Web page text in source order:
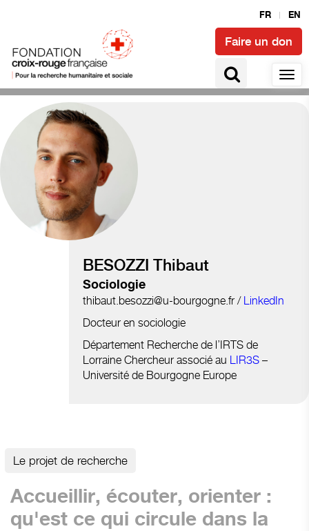
FR EN
Faire un don
Lien social et engagement
BESOZZI Thibaut
Sociologie
thibaut.besozzi@u-bourgogne.fr / LinkedIn
Docteur en sociologie
Département Recherche de l’IRTS de
Lorraine Chercheur associé au LIR3S –
Université de Bourgogne Europe
Le projet de recherche
Accueillir, écouter, orienter :
qu'est ce qui circule dans la